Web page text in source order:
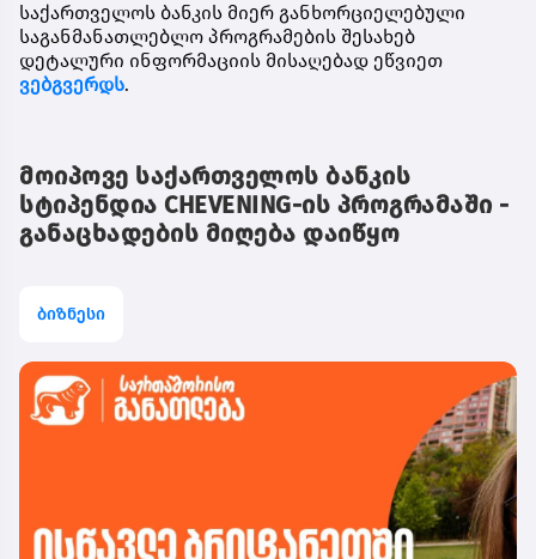
საქართველოს ბანკის მიერ განხორციელებული
საგანმანათლებლო პროგრამების შესახებ
დეტალური ინფორმაციის მისაღებად ეწვიეთ
ვებგვერდს.
მოიპოვე საქართველოს ბანკის
სტიპენდია CHEVENING-ის პროგრამაში -
განაცხადების მიღება დაიწყო
ბიზნესი